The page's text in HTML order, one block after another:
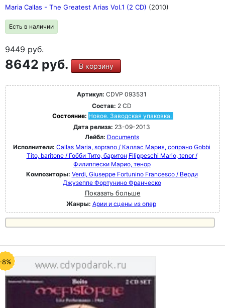
Maria Callas - The Greatest Arias Vol.1 (2 CD) (2010)
Есть в наличии
9449руб.
8642 руб. В корзину
Артикул: CDVP 093531
Состав: 2 CD
Состояние: Новое. Заводская упаковка.
Дата релиза: 23-09-2013
Лейбл: Documents
Исполнители: Callas Maria, soprano / Каллас Мария, сопрано Gobbi
Tito, baritone / Гобби Тито, баритон Filippeschi Mario, tenor /
Филиппески Марио, тенор
Композиторы: Verdi, Giuseppe Fortunino Francesco / Верди
Джузеппе Фортунино Франческо
Показать больше
Жанры: Арии и сцены из опер
8%